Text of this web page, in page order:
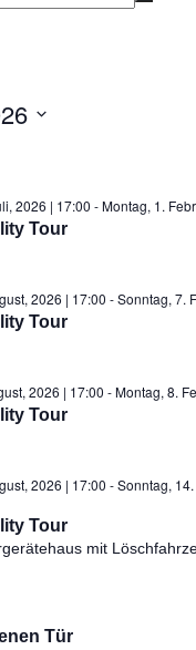
2026 | 17:00 -Montag, 1.
Tour
2026 | 17:00 -Sonntag, 7.
Tour
2026 | 17:00 -Montag, 8.
Tour
2026 | 17:00 -Sonntag,
Tour
Tür